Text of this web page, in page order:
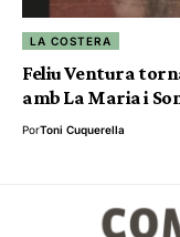
LA COSTERA
Feliu Ventura
amb La Maria i
PorToni Cuquerella